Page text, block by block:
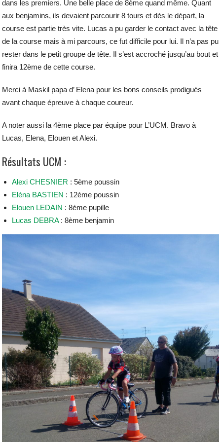
dans les premiers. Une belle place de 8ème quand même. Quant
aux benjamins, ils devaient parcourir 8 tours et dès le départ, la
course est partie très vite. Lucas a pu garder le contact avec la tête
de la course mais à mi parcours, ce fut difficile pour lui. Il n’a pas pu
rester dans le petit groupe de tête. Il s’est accroché jusqu’au bout et
finira 12ème de cette course.
Merci à Maskil papa d’ Elena pour les bons conseils prodigués
avant chaque épreuve à chaque coureur.
A noter aussi la 4ème place par équipe pour L’UCM. Bravo à
Lucas, Elena, Elouen et Alexi.
Résultats UCM :
Alexi CHESNIER : 5ème poussin
Eléna BASTIEN : 12ème poussin
Elouen LEDAIN : 8ème pupille
Lucas DEBRA: 8ème benjamin